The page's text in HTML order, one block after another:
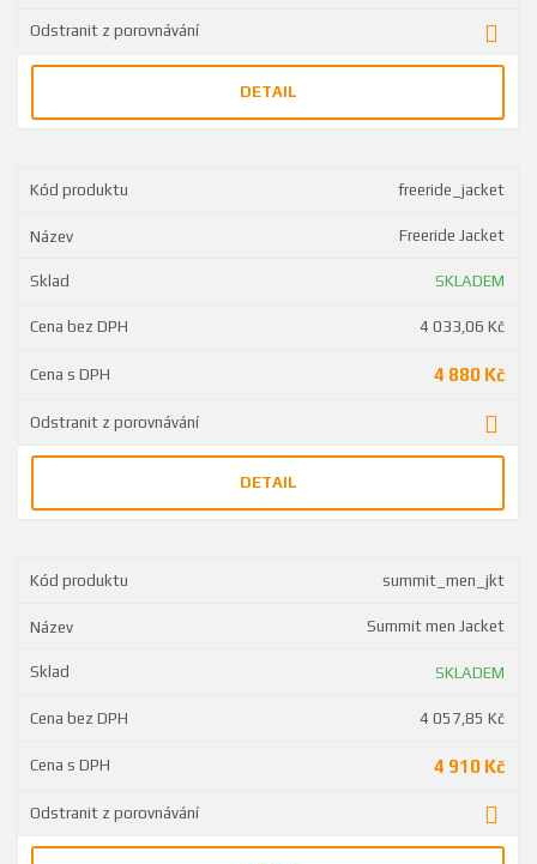
DETAIL
freeride_jacket
Freeride Jacket
SKLADEM
4 033,06 Kč
4 880 Kč
DETAIL
summit_men_jkt
Summit men Jacket
SKLADEM
4 057,85 Kč
4 910 Kč